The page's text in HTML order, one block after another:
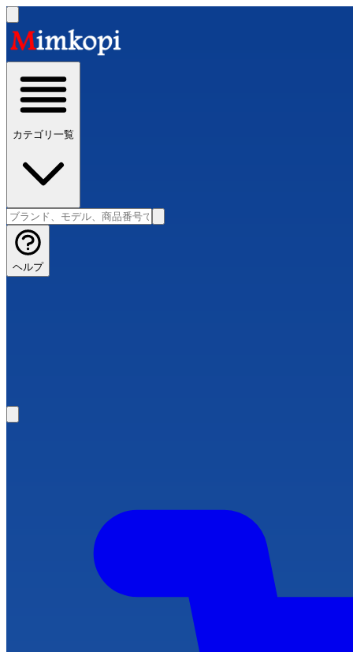
カテゴリ一覧
ヘルプ